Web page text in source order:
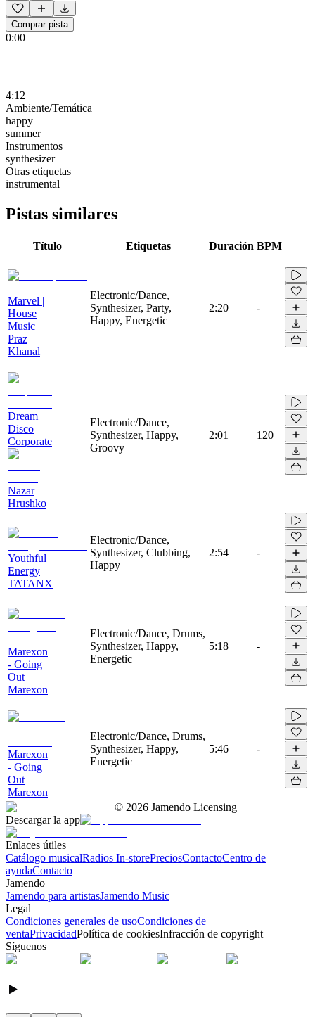
Comprar pista
0:00
4:12
Ambiente/Temática
happy
summer
Instrumentos
synthesizer
Otras etiquetas
instrumental
Pistas similares
Título Etiquetas Duración BPM
Marvel |
House
Music
Praz
Khanal
Electronic/Dance,
Synthesizer, Party,
Happy, Energetic
2:20 -
Dream
Disco
Corporate
Nazar
Hrushko
Electronic/Dance,
Synthesizer, Happy,
Groovy
2:01 120
Youthful
Energy
TATANX
Electronic/Dance,
Synthesizer, Clubbing,
Happy
2:54 -
Marexon
- Going
Out
Marexon
Electronic/Dance, Drums,
Synthesizer, Happy,
Energetic
5:18 -
Marexon
- Going
Out
Marexon
Electronic/Dance, Drums,
Synthesizer, Happy,
Energetic
5:46 -
© 2026 Jamendo Licensing
Descargar la app
Enlaces útiles
Catálogo musicalRadios In-storePreciosContactoCentro de
ayudaContacto
Jamendo
Jamendo para artistasJamendo Music
Legal
Condiciones generales de usoCondiciones de
ventaPrivacidadPolítica de cookiesInfracción de copyright
Síguenos